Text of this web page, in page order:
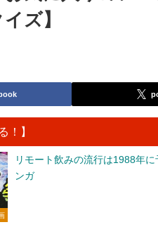
ズ】
！】
リモート飲みの流行は1988年
ンガ